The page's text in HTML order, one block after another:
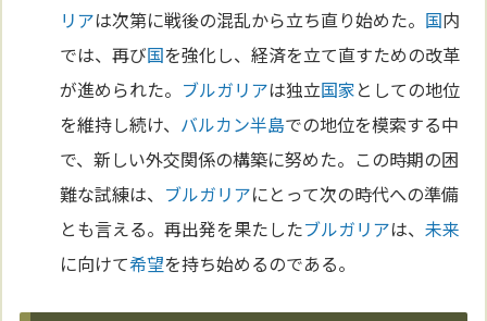
リアは次第に戦後の混乱から立ち直り始めた。 国内
では、再び国を強化し、経済を立て直すための改革
が進められた。 ブルガリアは独立国家としての地位
を維持し続け、 バルカン半島での地位を模索する中
で、新しい外交関係の構築に努めた。この時期の困
難な試練は、 ブルガリアにとって次の時代への準備
とも言える。再出発を果たしたブルガリアは、未来
に向けて希望を持ち始めるのである。